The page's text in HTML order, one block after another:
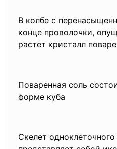
В колбе с
конце проволочки,
растет кристалл
Поваренная соль
форме куба
Скелет